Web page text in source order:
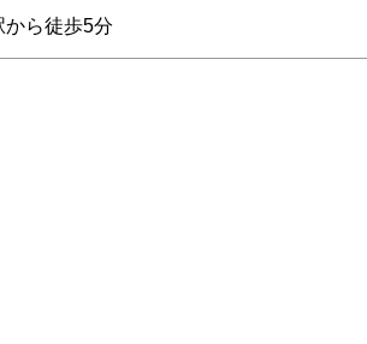
から徒歩5分